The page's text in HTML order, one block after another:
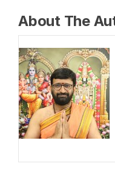
About The